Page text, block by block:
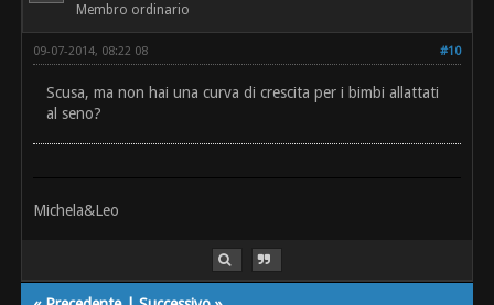
Membro ordinario
#10
09-07-2014, 08:22 08
Scusa, ma non hai una curva di crescita per i bimbi allattati
al seno?
Michela&Leo